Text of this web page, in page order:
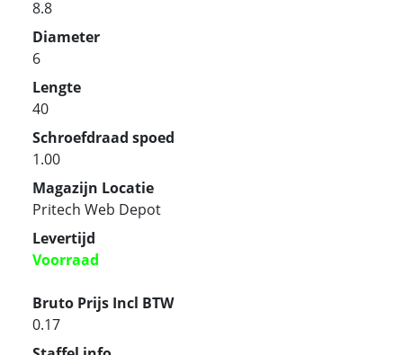
8.8
Diameter
6
Lengte
40
Schroefdraad spoed
1.00
Magazijn Locatie
Pritech Web Depot
Levertijd
Voorraad
Bruto Prijs Incl BTW
0.17